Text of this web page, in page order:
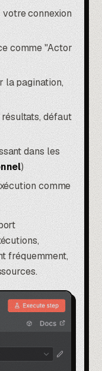
votre connexion
comme "Actor
la pagination,
défaut
dans les
)
comme
fréquemment,